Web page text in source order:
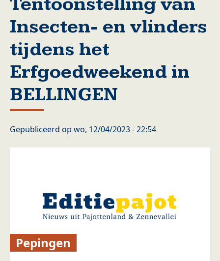
Insecten- en vlinders
tijdens het
Erfgoedweekend in
BELLINGEN
Gepubliceerd op wo, 12/04/2023 - 22:54
Pepingen